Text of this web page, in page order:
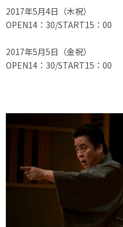
2017年5月4日（木祝）
OPEN14：30/START15：00
2017年5月5日（金祝）
OPEN14：30/START15：00